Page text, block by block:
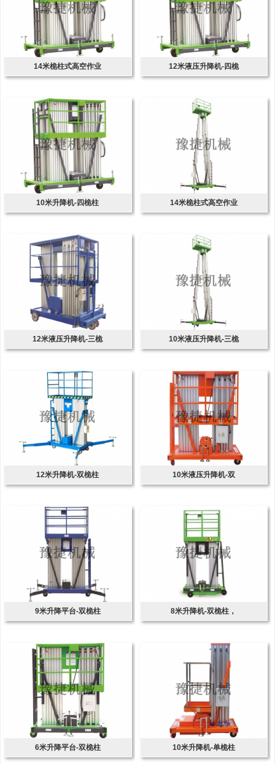
14米桅柱式高空作业 12米液压升降机-四桅
10米升降机-四桅柱 14米桅柱式高空作业
12米液压升降机-三桅 10米液压升降机-三桅
12米升降机-双桅柱 10米液压升降机-双
9米升降平台-双桅柱 8米升降机-双桅柱，
6米升降平台-双桅柱 10米升降机-单桅柱